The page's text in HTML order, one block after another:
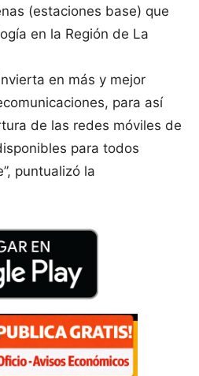
(estaciones base) que
en la Región de La
en más y mejor
para así
de las redes móviles de
para todos
puntualizó la